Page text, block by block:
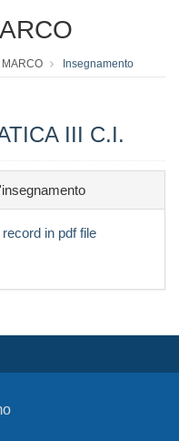
MARCO Insegnamento
III C.I.
in pdf file